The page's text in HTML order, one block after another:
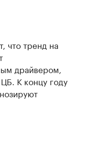
что тренд на
драйвером,
К концу году